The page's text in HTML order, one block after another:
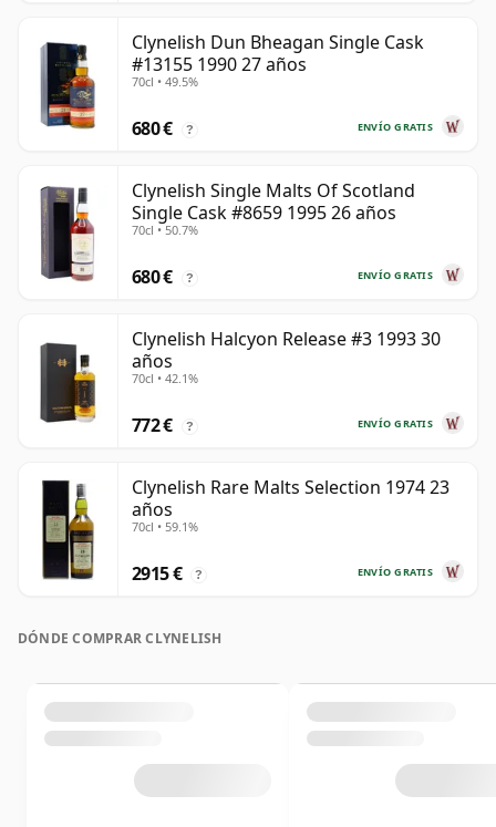
Clynelish Dun Bheagan Single Cask
#13155 1990 27 años
70cl • 49.5%
ENVÍO GRATIS
680 € ?
Clynelish Single Malts Of Scotland
Single Cask #8659 1995 26 años
70cl • 50.7%
ENVÍO GRATIS
680 € ?
Clynelish Halcyon Release #3 1993 30
años
70cl • 42.1%
ENVÍO GRATIS
772 € ?
Clynelish Rare Malts Selection 1974 23
años
70cl • 59.1%
ENVÍO GRATIS
2915 € ?
DÓNDE COMPRAR CLYNELISH